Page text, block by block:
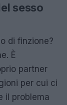
sesso
di finzione?
È
partner
per cui ci
il problema